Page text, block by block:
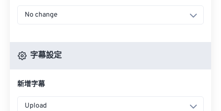
No change
字幕設定
新增字幕
Upload